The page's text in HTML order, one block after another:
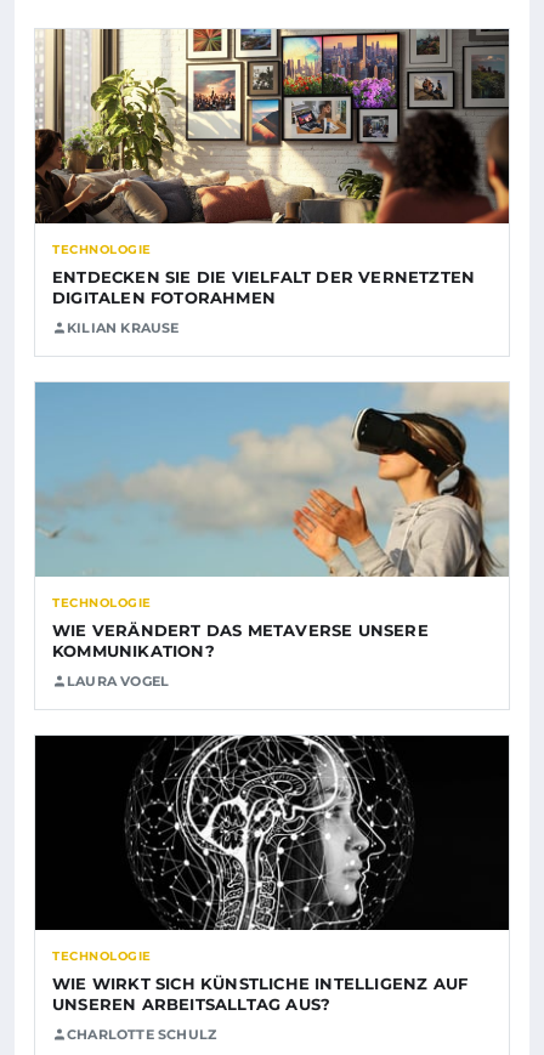
TECHNOLOGIE
ENTDECKEN SIE DIE VIELFALT DER VERNETZTEN
DIGITALEN FOTORAHMEN
KILIAN KRAUSE
TECHNOLOGIE
WIE VERÄNDERT DAS METAVERSE UNSERE
KOMMUNIKATION?
LAURA VOGEL
TECHNOLOGIE
WIE WIRKT SICH KÜNSTLICHE INTELLIGENZ AUF
UNSEREN ARBEITSALLTAG AUS?
CHARLOTTE SCHULZ